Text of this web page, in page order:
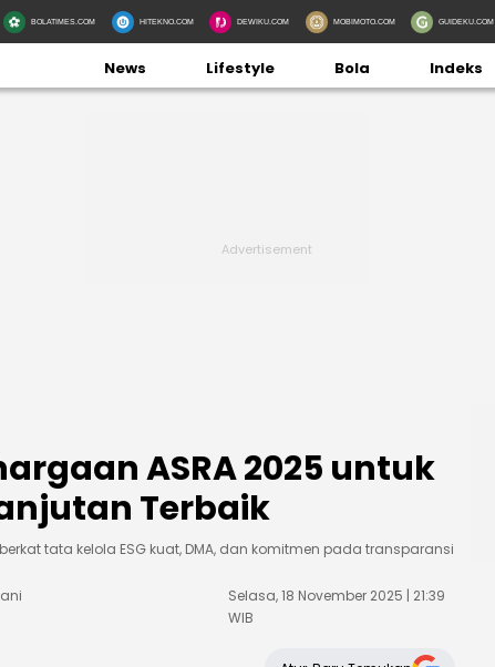
BOLATIMES.COM HITEKNO.COM DEWIKU.COM MOBIMOTO.COM GUIDEKU.COM
News Lifestyle Bola Indeks
ASRA 2025 untuk
Terbaik
tata kelola ESG kuat, DMA, dan komitmen pada transparansi
Selasa, 18 November 2025 | 21:39
WIB